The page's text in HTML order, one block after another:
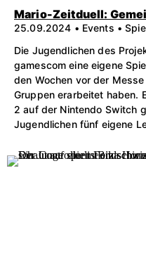
Mario-Zeitduell:
25.09.2024 • Events •
Die Jugendlichen des
gamescom eine eigene
den Wochen vor der
Gruppen erarbeitet haben.
2 auf der Nintendo Switch
Jugendlichen fünf eigene